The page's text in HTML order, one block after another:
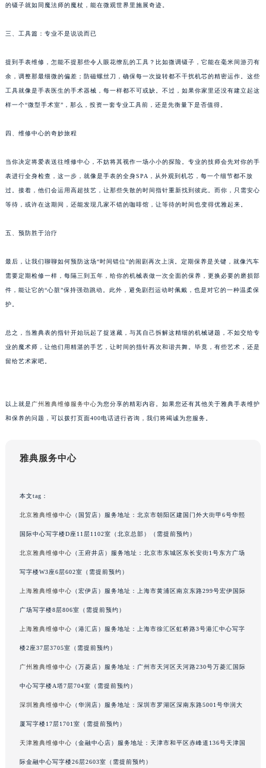
烟台市芝罘区胜利路139号万达金融中心A座907室（需提前预约）
长春市朝阳区西安大路727号中银大厦A座(旺进大厦)18层09室（需提前预约）
海口市龙华区金贸东路5号海口华润大厦B座17层1707室（需提前预约）
唐山市路南区新华东道100号万达广场写字楼A座10层1002室（需提前预约）
黑龙江省大庆市萨尔图区会战大街雅典售后服务中心（需提前预约）
黑龙江省鹤岗市向阳区红军路雅典售后服务中心（需提前预约）
黑龙江省佳木斯市向阳区长安路雅典售后服务中心（需提前预约）
黑龙江省牡丹江市东安区太平路雅典售后服务中心（需提前预约）
吉林省白山市浑江区浑江大街雅典售后服务中心（需提前预约）
吉林省梅河口市新华街道梅河大街雅典售后服务中心（需提前预约）
辽宁省本溪市平山区胜利路雅典售后服务中心（需提前预约）
辽宁省朝阳市双塔区新华路雅典售后服务中心（需提前预约）
辽宁省丹东市振兴区七经街雅典售后服务中心（需提前预约）
辽宁省抚顺市新抚区东一路雅典售后服务中心（需提前预约）
辽宁省盘锦市兴隆台区石油大街雅典售后服务中心（需提前预约）
辽宁省铁岭市银州区南马路雅典售后服务中心（需提前预约）
的镊子就如同魔法师的魔杖，能在微观世界里施展奇迹。
三、工具篇：专业不是说说而已
提到手表维修，怎能不提那些令人眼花缭乱的工具？比如微调镊子，它能在毫米间游刃有
余，调整那最细微的偏差；防磁螺丝刀，确保每一次旋转都不干扰机芯的精密运作。这些
工具就像是手表医生的手术器械，每一样都不可或缺。不过，如果你家里还没有建立起这
样一个“微型手术室”，那么，投资一套专业工具前，还是先衡量下是否值得。
四、维修中心的奇妙旅程
当你决定将爱表送往维修中心，不妨将其视作一场小小的探险。专业的技师会先对你的手
表进行全身检查，这一步，就像是手表的全身SPA，从外观到机芯，每一个细节都不放
过。接着，他们会运用高超技艺，让那些失散的时间指针重新找到彼此。而你，只需安心
等待，或许在这期间，还能发现几家不错的咖啡馆，让等待的时间也变得优雅起来。
五、预防胜于治疗
最后，让我们聊聊如何预防这场“时间错位”的闹剧再次上演。定期保养是关键，就像汽车
需要定期检修一样，每隔三到五年，给你的机械表做一次全面的保养，更换必要的磨损部
件，能让它的“心脏”保持强劲跳动。此外，避免剧烈运动时佩戴，也是对它的一种温柔保
护。
总之，当雅典表的指针开始玩起了捉迷藏，与其自己拆解这精细的机械谜题，不如交给专
业的魔术师，让他们用精湛的手艺，让时间的指针再次和谐共舞。毕竟，有些艺术，还是
留给艺术家吧。
以上就是 广州雅典维修服务中心为您分享的精彩内容。如果您还有其他关于雅典手表维护
和保养的问题，可以拨打页面400电话进行咨询，我们将竭诚为您服务。
雅典服务中心
本文tag：
北京雅典维修中心 （国贸店）服务地址：北京市朝阳区建国门外大街甲6号华熙
国际中心写字楼D座11层1102室（北京总部）（需提前预约）
北京雅典维修中心 （王府井店）服务地址：北京市东城区东长安街1号东方广场
写字楼W3座6层602室（需提前预约）
上海雅典维修中心 （宏伊店）服务地址：上海市黄浦区南京东路299号宏伊国际
广场写字楼8层806室（需提前预约）
上海雅典维修中心 （港汇店）服务地址：上海市徐汇区虹桥路3号港汇中心写字
楼2座37层3705室（需提前预约）
广州雅典维修中心 （万菱店）服务地址：广州市天河区天河路230号万菱汇国际
中心写字楼A塔7层704室（需提前预约）
深圳雅典维修中心 （华润店）服务地址：深圳市罗湖区深南东路5001号华润大
厦写字楼17层1701室（需提前预约）
天津雅典维修中心 （金融中心店）服务地址：天津市和平区赤峰道136号天津国
际金融中心写字楼26层2603室（需提前预约）